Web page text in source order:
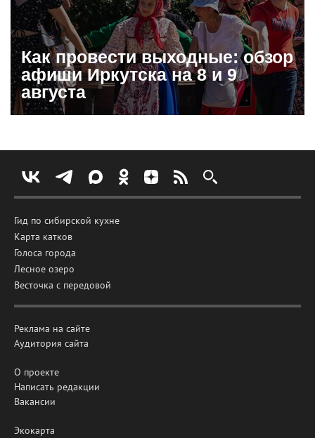
Как провести выходные: обзор
афиши Иркутска на 8 и 9
августа
Гид по сибирской кухне
Карта катков
Голоса города
Лесное озеро
Весточка с передовой
Реклама на сайте
Аудитория сайта
О проекте
Написать редакции
Вакансии
Экокарта